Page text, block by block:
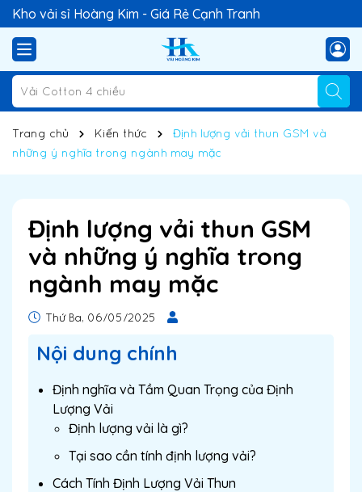
Kho vải sỉ Hoàng Kim - Giá Rẻ Cạnh Tranh
Trang chủ Kiến thức
Định lượng vải thun GSM và
những ý nghĩa trong ngành may mặc
Định lượng vải thun GSM
và những ý nghĩa trong
ngành may mặc
Thứ Ba, 06/05/2025
Nội dung chính
Định nghĩa và Tầm Quan Trọng của Định
Lượng Vải
Định lượng vải là gì?
Tại sao cần tính định lượng vải?
Cách Tính Định Lượng Vải Thun